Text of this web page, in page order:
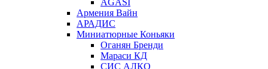
AGASI
Армения Вайн
АРАДИС
Миниатюрные Коньяки
Оганян Бренди
Мараси КД
СИС АЛКО